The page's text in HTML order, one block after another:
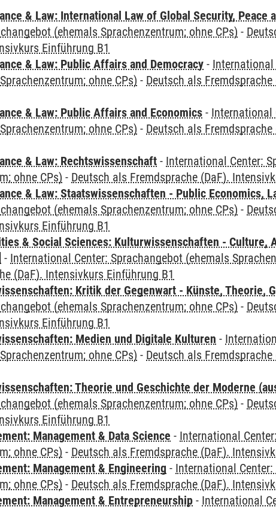
& Law: International Law of Global Security, Peace
(ehemals Sprachenzentrum; ohne CPs) -
Einführung B1
& Law: Public Affairs and Democracy - International
ohne CPs) - Deutsch als
& Law: Public Affairs and Economics - International
ohne CPs) - Deutsch als
& Law: Rechtswissenschaft - International Center:
ohne CPs) - Deutsch als Fremdsprache (DaF).
& Law: Staatswissenschaften - Public Economics,
(ehemals Sprachenzentrum; ohne CPs) -
Einführung B1
& Social Sciences: Kulturwissenschaften - Culture,
- International Center: Sprachangebot (ehemals
(DaF). Intensivkurs Einführung B1
Kritik der Gegenwart - Künste, Theorie,
(ehemals Sprachenzentrum; ohne CPs) -
Einführung B1
Medien und Digitale Kulturen -
ohne CPs) - Deutsch als
Theorie und Geschichte der Moderne
(ehemals Sprachenzentrum; ohne CPs) -
Einführung B1
Management & Data Science - International
ohne CPs) - Deutsch als Fremdsprache (DaF).
Management & Engineering - International
ohne CPs) - Deutsch als Fremdsprache (DaF).
Management & Entrepreneurship - International